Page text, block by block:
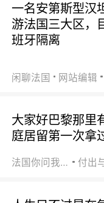
一名安第斯型汉
游法国三大区，
班牙隔离
闲聊法国 网站编辑
大家好巴黎那里
庭居留第一次拿
法国你问我答 付出